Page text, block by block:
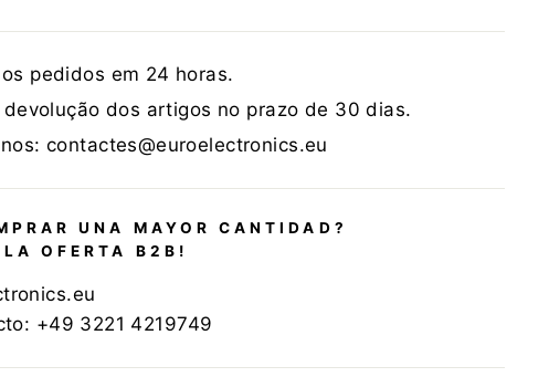
pedidos em 24 horas.
dos artigos no prazo de 30 dias.
contactes@euroelectronics.eu
UNA MAYOR CANTIDAD?
LA OFERTA B2B!
+49 3221 4219749